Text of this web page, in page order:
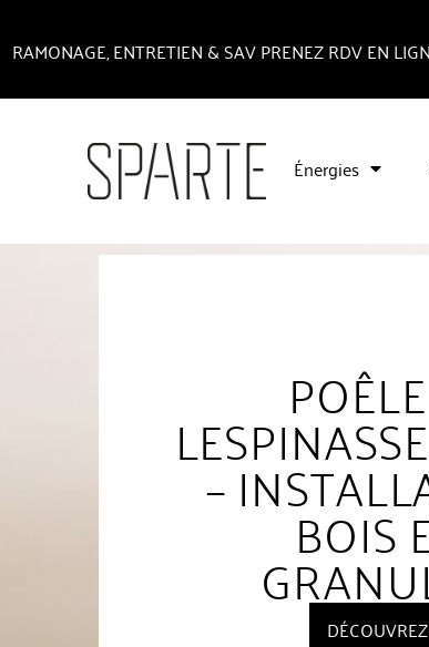
RAMONAGE, ENTRETIEN & SAV PRENEZ RDV EN
Énergies
–
BOIS
DÉCOUVREZ